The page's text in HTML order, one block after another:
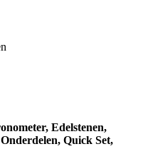
Edelstenen,
Quick Set,